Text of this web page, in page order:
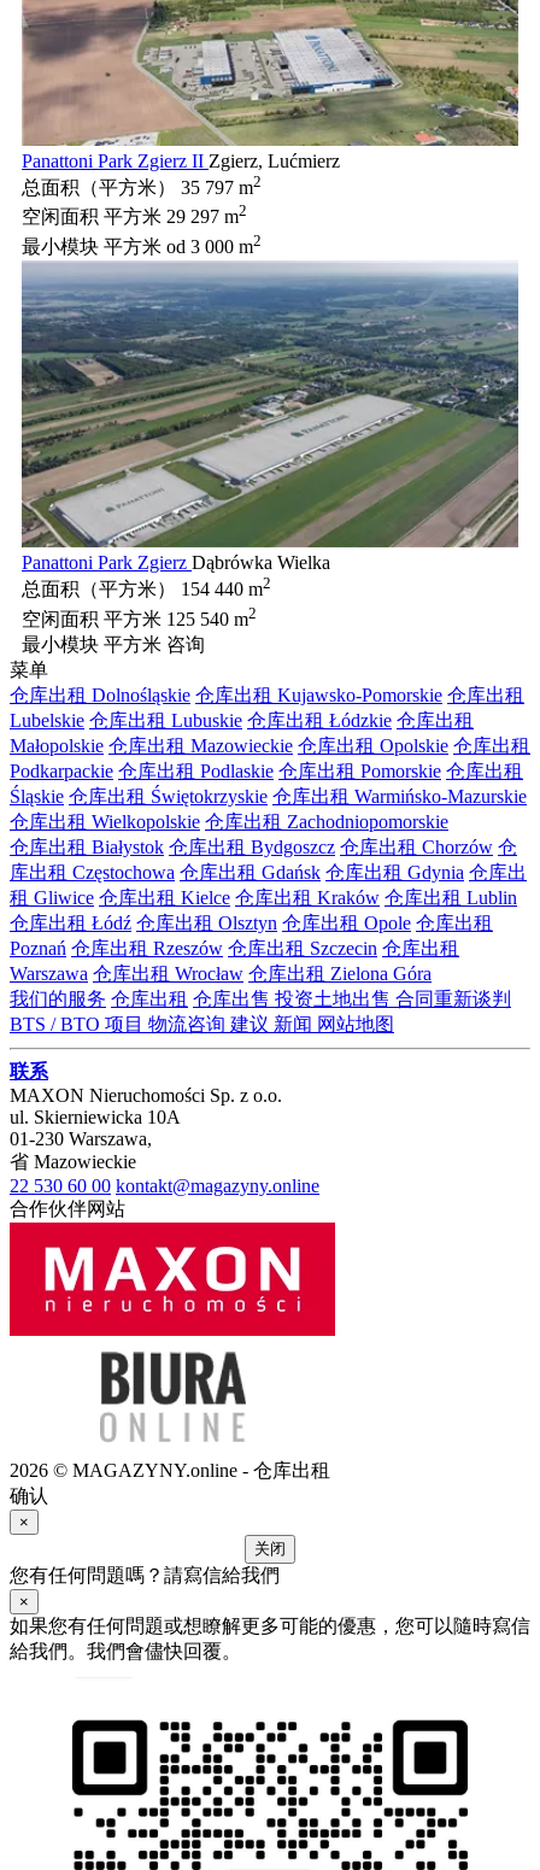
Panattoni Park Zgierz II Zgierz, Lućmierz
总面积（平方米）
35 797 m2
空闲面积 平方米 29 297 m2
最小模块 平方米 od 3 000 m2
Panattoni Park Zgierz Dąbrówka Wielka
总面积（平方米）
154 440 m2
空闲面积 平方米 125 540 m2
最小模块 平方米 咨询
菜单
仓库出租 Dolnośląskie 仓库出租 Kujawsko-Pomorskie 仓库出租
Lubelskie 仓库出租 Lubuskie 仓库出租 Łódzkie 仓库出租
Małopolskie 仓库出租 Mazowieckie 仓库出租 Opolskie 仓库出租
Podkarpackie 仓库出租 Podlaskie 仓库出租 Pomorskie 仓库出租
Śląskie 仓库出租 Świętokrzyskie 仓库出租 Warmińsko-Mazurskie
仓库出租 Wielkopolskie 仓库出租 Zachodniopomorskie
仓库出租 Białystok 仓库出租 Bydgoszcz 仓库出租 Chorzów 仓
库出租 Częstochowa 仓库出租 Gdańsk 仓库出租 Gdynia 仓库出
租 Gliwice 仓库出租 Kielce 仓库出租 Kraków 仓库出租 Lublin
仓库出租 Łódź 仓库出租 Olsztyn 仓库出租 Opole 仓库出租
Poznań 仓库出租 Rzeszów 仓库出租 Szczecin 仓库出租
Warszawa 仓库出租 Wrocław 仓库出租 Zielona Góra
我们的服务 仓库出租 仓库出售 投资土地出售 合同重新谈判
BTS / BTO 项目 物流咨询 建议 新闻 网站地图
联系
MAXON Nieruchomości Sp. z o.o.
ul. Skierniewicka 10A
01-230 Warszawa,
省 Mazowieckie
22 530 60 00 kontakt@magazyny.online
合作伙伴网站
2026 © MAGAZYNY.online - 仓库出租
确认
×
关闭
您有任何問題嗎？請寫信給我們
×
如果您有任何問題或想瞭解更多可能的優惠，您可以隨時寫信
給我們。我們會儘快回覆。